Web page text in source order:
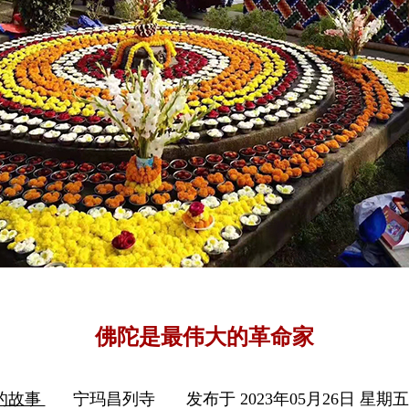
佛陀是最伟大的革命家
故事 宁玛昌列寺 发布于 2023年05月26日 星期